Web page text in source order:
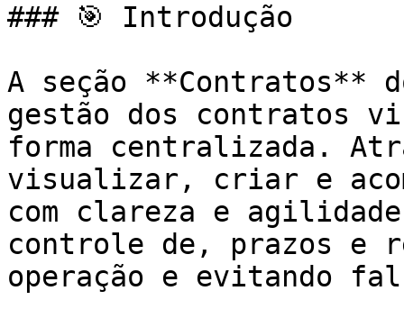
### 🎯 Introdução
A seção **Contratos**
gestão dos contratos
forma centralizada.
visualizar, criar e
com clareza e
controle de, prazos e
operação e evitando